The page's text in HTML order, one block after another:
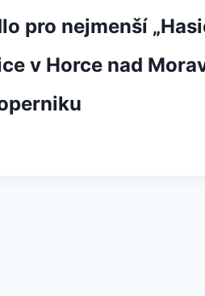
pro nejmenší
v Horce nad